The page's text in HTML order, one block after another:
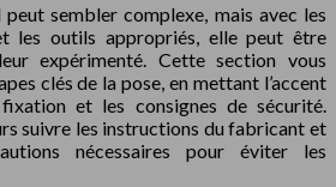
peut sembler complexe, mais avec les
les outils appropriés, elle peut être
expérimenté. Cette section vous
clés de la pose, en mettant l’accent
et les consignes de sécurité.
suivre les instructions du fabricant et
nécessaires pour éviter les